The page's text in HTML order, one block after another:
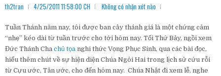
th2tran 4/25/2011 11:58:00 CH Không có nhận xét nào
Tuần Thánh năm nay, tôi được ban cây thánh giá là một chứng cảm
“nhẹ” kéo dài từ tuần trước cho tới hôm nay. Tối Thứ Bảy, ngồi xem
Đức Thánh Cha chủ tọa nghi thức Vọng Phục Sinh, qua các bài đọc,
hiểu thêm chút về sự hiện diện Chúa Ngôi Hai trong lịch sử cứu rỗi
từ Cựu ước, Tân ước, cho đến hôm nay. Chúa Nhật đi xem lễ, nghe